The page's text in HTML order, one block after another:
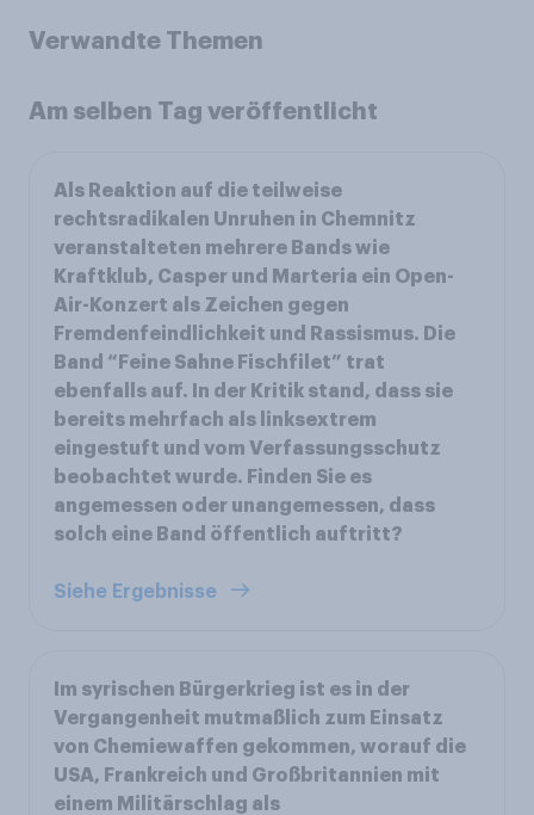
Verwandte Themen
Am selben Tag veröffentlicht
Als Reaktion auf die teilweise
rechtsradikalen Unruhen in Chemnitz
veranstalteten mehrere Bands wie
Kraftklub, Casper und Marteria ein Open-
Air-Konzert als Zeichen gegen
Fremdenfeindlichkeit und Rassismus. Die
Band “Feine Sahne Fischfilet” trat
ebenfalls auf. In der Kritik stand, dass sie
bereits mehrfach als linksextrem
eingestuft und vom Verfassungsschutz
beobachtet wurde. Finden Sie es
angemessen oder unangemessen, dass
solch eine Band öffentlich auftritt?
Siehe Ergebnisse
Im syrischen Bürgerkrieg ist es in der
Vergangenheit mutmaßlich zum Einsatz
von Chemiewaffen gekommen, worauf die
USA, Frankreich und Großbritannien mit
einem Militärschlag als